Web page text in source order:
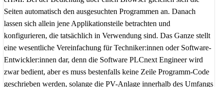
Seiten automatisch den ausgesuchten Programmen an. Danach
lassen sich allein jene Applikationsteile betrachten und
konfigurieren, die tatsächlich in Verwendung sind. Das Ganze stellt
eine wesentliche Vereinfachung für Techniker:innen oder Software-
Entwickler:innen dar, denn die Software PLCnext Engineer wird
zwar bedient, aber es muss bestenfalls keine Zeile Programm-Code
geschrieben werden, solange die PV-Anlage innerhalb des Umfangs